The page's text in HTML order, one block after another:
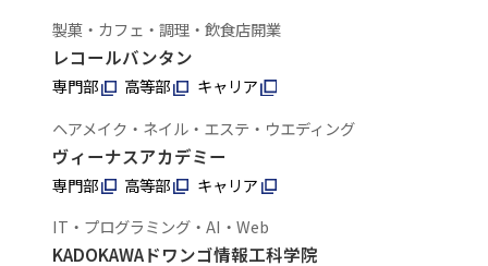
製菓・カフェ・調理・飲食店開業
レコールバンタン
専門部 高等部
キャリア
ヘアメイク・ネイル・エステ・ウエディング
ヴィーナスアカデミー
専門部 高等部
キャリア
IT・プログラミング・AI・Web
KADOKAWAドワンゴ情報工科学院